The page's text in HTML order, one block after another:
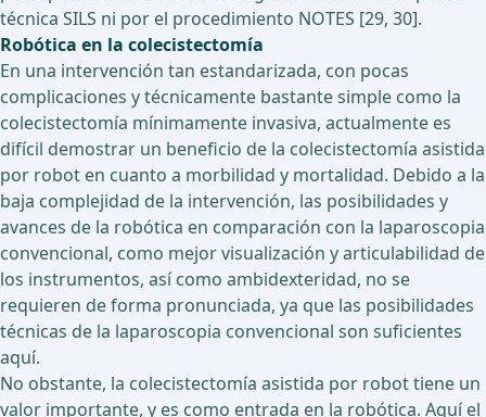
técnica SILS ni por el procedimiento NOTES [29, 30].
Robótica en la colecistectomía
En una intervención tan estandarizada, con pocas
complicaciones y técnicamente bastante simple como la
colecistectomía mínimamente invasiva, actualmente es
difícil demostrar un beneficio de la colecistectomía asistida
por robot en cuanto a morbilidad y mortalidad. Debido a la
baja complejidad de la intervención, las posibilidades y
avances de la robótica en comparación con la laparoscopia
convencional, como mejor visualización y articulabilidad de
los instrumentos, así como ambidexteridad, no se
requieren de forma pronunciada, ya que las posibilidades
técnicas de la laparoscopia convencional son suficientes
aquí.
No obstante, la colecistectomía asistida por robot tiene un
valor importante, y es como entrada en la robótica. Aquí el